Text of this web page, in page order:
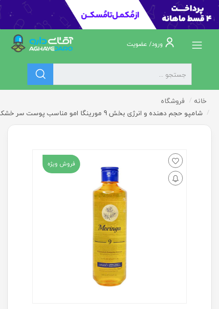
ورود/ عضویت
خانه
فروشگاه
شامپو حجم دهنده و انرژی بخش 9 مورینگا امو مناسب پوست سر خشک و حساس 400 میلی لیتر
فروش ویژه